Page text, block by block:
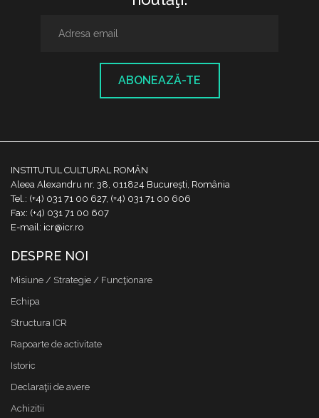
ABONEAZĂ-TE
INSTITUTUL CULTURAL ROMÂN
Aleea Alexandru nr. 38, 011824 București, România
Tel.: (+4) 031 71 00 627, (+4) 031 71 00 606
Fax: (+4) 031 71 00 607
E-mail: icr@icr.ro
DESPRE NOI
Misiune / Strategie / Funcţionare
Echipa
Structura ICR
Rapoarte de activitate
Istoric
Declaraţii de avere
Achizitii